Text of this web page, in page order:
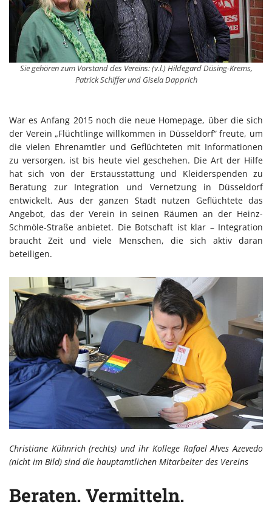
Sie gehören zum Vorstand des Vereins: (v.l.) Hildegard Düsing-Krems,
Patrick Schiffer und Gisela Dapprich
War es Anfang 2015 noch die neue Homepage, über die sich
der Verein „Flüchtlinge willkommen in Düsseldorf“ freute, um
die vielen Ehrenamtler und Geflüchteten mit Informationen
zu versorgen, ist bis heute viel geschehen. Die Art der Hilfe
hat sich von der Erstausstattung und Kleiderspenden zu
Beratung zur Integration und Vernetzung in Düsseldorf
entwickelt. Aus der ganzen Stadt nutzen Geflüchtete das
Angebot, das der Verein in seinen Räumen an der Heinz-
Schmöle-Straße anbietet. Die Botschaft ist klar – Integration
braucht Zeit und viele Menschen, die sich aktiv daran
beteiligen.
Christiane Kühnrich (rechts) und ihr Kollege Rafael Alves Azevedo
(nicht im Bild) sind die hauptamtlichen Mitarbeiter des Vereins
Beraten. Vermitteln.